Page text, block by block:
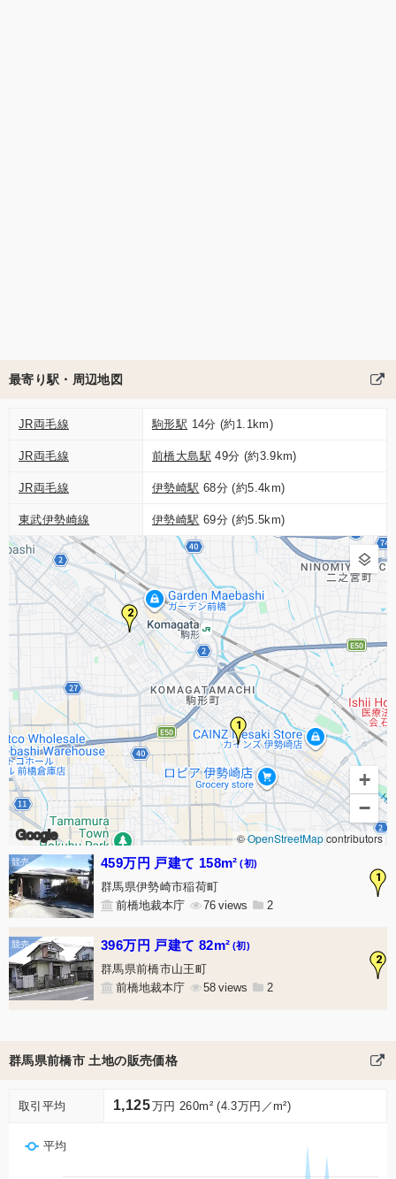
最寄り駅・周辺地図
JR両毛線 駒形駅 14分 (約1.1km)
JR両毛線 前橋大島駅 49分 (約3.9km)
JR両毛線 伊勢崎駅 68分 (約5.4km)
東武伊勢崎線 伊勢崎駅 69分 (約5.5km)
1
2
Google
+
−
©OpenStreetMapcontributors
1
459万円 戸建て 158m² (初)
群馬県伊勢崎市稲荷町
前橋地裁本庁
76 2
2
396万円 戸建て 82m² (初)
群馬県前橋市山王町
前橋地裁本庁
58 2
群馬県前橋市 土地の販売価格
取引平均 1,125万円 260m² (4.3万円／m²)
平均